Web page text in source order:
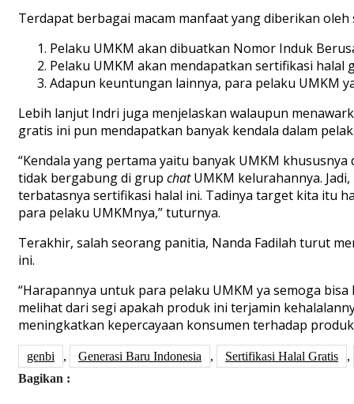
Terdapat berbagai macam manfaat yang diberikan
Pelaku UMKM akan dibuatkan Nomor Induk
Pelaku UMKM akan mendapatkan sertifikasi halal
Adapun keuntungan lainnya, para pelaku UMKM
Lebih lanjut Indri juga menjelaskan walaupun
gratis ini pun mendapatkan banyak kendala dalam
“Kendala yang pertama yaitu banyak UMKM
tidak bergabung di grup chatUMKM kelurahannya.
terbatasnya sertifikasi halal ini. Tadinya target kita itu
para pelaku UMKMnya,” tuturnya.
Terakhir, salah seorang panitia, Nanda Fadilah turut
ini.
“Harapannya untuk para pelaku UMKM ya semoga
melihat dari segi apakah produk ini terjamin
meningkatkan kepercayaan konsumen terhadap
genbi , Generasi Baru Indonesia , Sertifikasi Halal Gratis
,
Bagikan :